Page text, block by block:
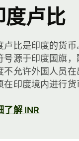
度卢比
卢比是印度的货
号源于印度国旗
不允许外国人员
在印度境内进行
了解 INR